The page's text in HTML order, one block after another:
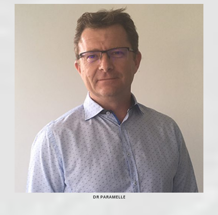
DR PARAMELLE